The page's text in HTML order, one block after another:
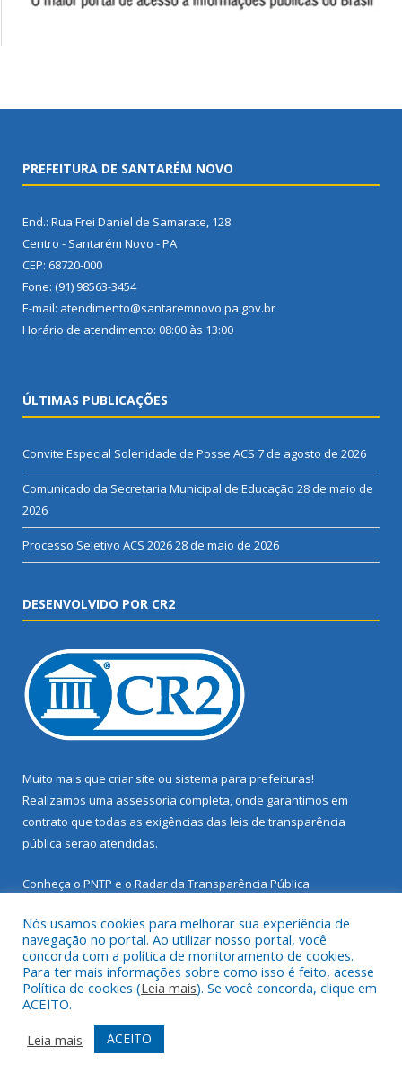
PREFEITURA DE SANTARÉM NOVO
End.: Rua Frei Daniel de Samarate, 128
Centro - Santarém Novo - PA
CEP: 68720-000
Fone: (91) 98563-3454
E-mail: atendimento@santaremnovo.pa.gov.br
Horário de atendimento: 08:00 às 13:00
ÚLTIMAS PUBLICAÇÕES
Convite Especial Solenidade de Posse ACS 7 de agosto de 2026
Comunicado da Secretaria Municipal de Educação 28 de maio de
2026
Processo Seletivo ACS 202628 de maio de 2026
DESENVOLVIDO POR CR2
Muito mais que criar site ou sistema para prefeituras!
Realizamos uma assessoria completa, onde garantimos em
contrato que todas as exigências das leis de transparência
pública serão atendidas.
Conheça o PNTP e o Radar da Transparência Pública
Todos os direitos reservados a Prefeitura Municipal de Santarém
Novo.
Mapa do Site
Acessar Área Administrativa
Acessar Webmail
Nós usamos cookies para melhorar sua experiência de
navegação no portal. Ao utilizar nosso portal, você
concorda com a política de monitoramento de cookies.
Para ter mais informações sobre como isso é feito, acesse
Política de cookies (Leia mais). Se você concorda, clique em
ACEITO.
Leia mais
ACEITO